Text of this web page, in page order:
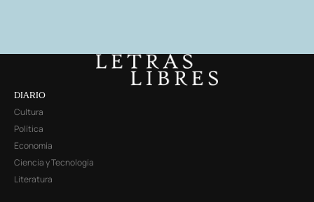
DIARIO
Cultura
Política
Economía
Ciencia y Tecnología
Literatura